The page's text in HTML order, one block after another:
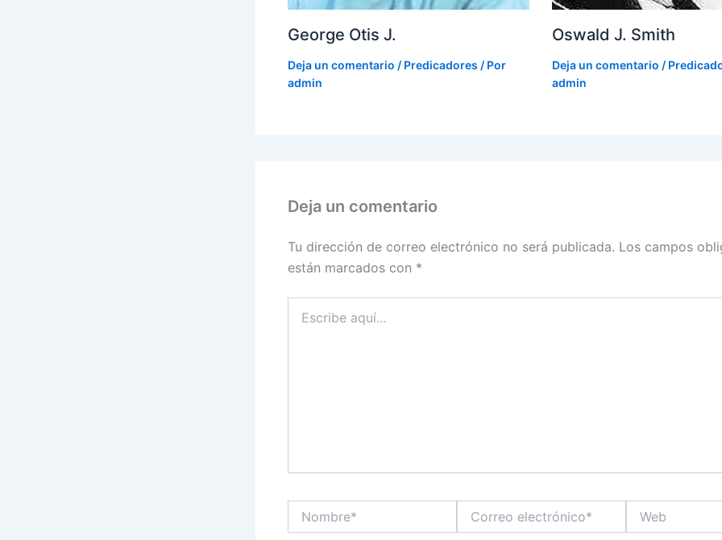
George Otis J.
Deja un comentario / Predicadores / Por
admin
Oswald J. Smith
Deja un comentario /
admin
Deja un comentario
Tu dirección de correo electrónico no será publicada. Los campos
están marcados con *
aquí...
electrónico*